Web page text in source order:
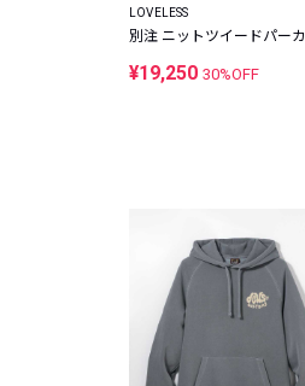
LOVELESS
別注 ニットツイードパーカ
¥19,250 30%OFF